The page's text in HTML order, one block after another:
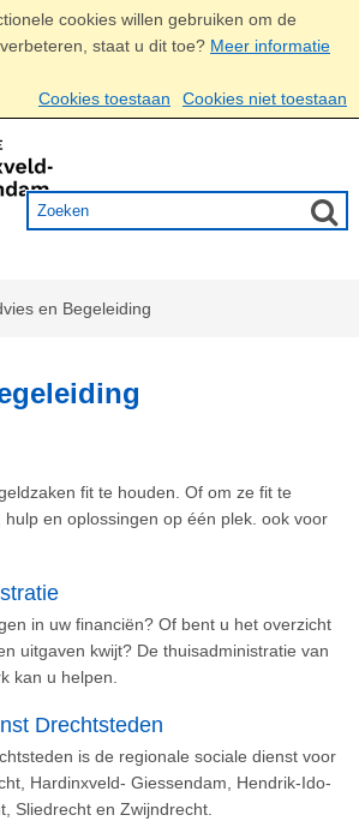
cookies willen gebruiken om de
staat u dit toe? Meer informatie
Cookies toestaan
Cookies niet toestaan
en Begeleiding
fit te houden. Of om ze fit te
hulp en oplossingen op één plek. ook voor
in uw financiën? Of bent u het overzicht
uitgaven kwijt? De thuisadministratie van
kan u helpen.
Drechtsteden
is de regionale sociale dienst voor
Hardinxveld- Giessendam, Hendrik-Ido-
Sliedrecht en Zwijndrecht.